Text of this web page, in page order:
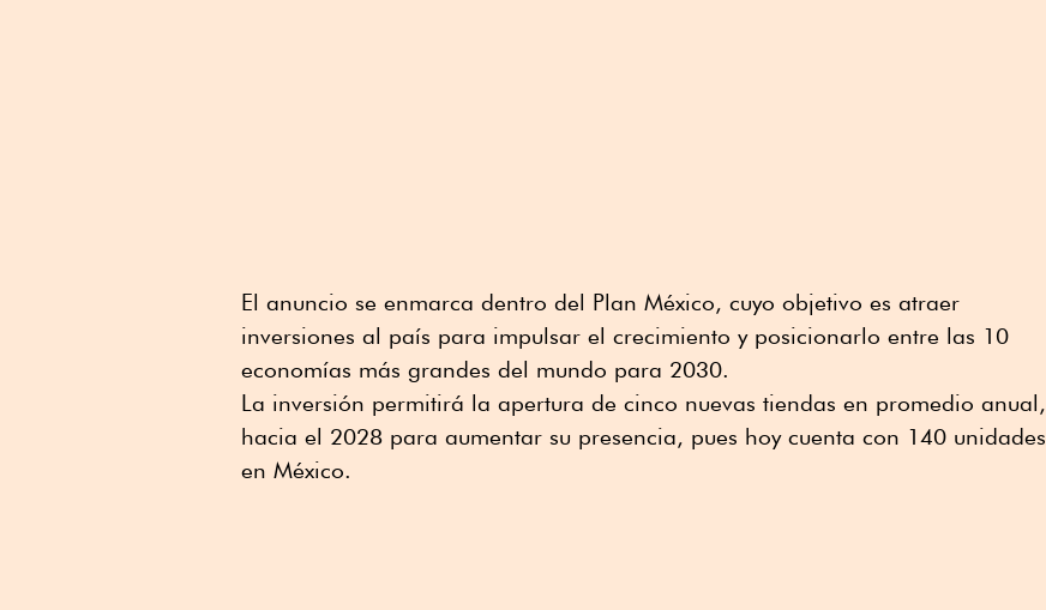
El anuncio se enmarca dentro del Plan México, cuyo objetivo es atraer
inversiones al país para impulsar el crecimiento y posicionarlo entre las 10
economías más grandes del mundo para 2030.
La inversión permitirá la apertura de cinco nuevas tiendas en promedio anual,
hacia el 2028 para aumentar su presencia, pues hoy cuenta con 140 unidades
en México.